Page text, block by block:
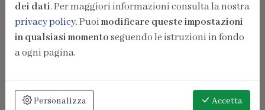
dei dati. Per maggiori informazioni consulta la nostra
privacy policy. Puoimodificare queste impostazioni
in qualsiasi momentoseguendo le istruzioni in fondo
a ogni pagina.
Personalizza Accetta